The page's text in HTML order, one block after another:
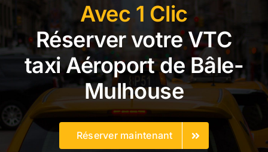
Avec 1 Clic
Réserver votre VTC
taxi Aéroport de Bâle-
Mulhouse
Réserver maintenant